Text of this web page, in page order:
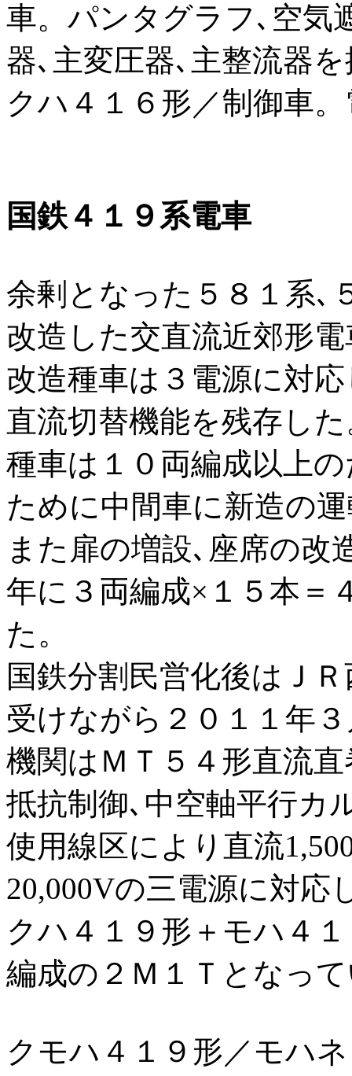
車。パンタグラフ､空気
器､主変圧器､主整流器
クハ４１６形／制御車
国鉄４１９系電車
余剰となった５８１系､
改造した交直流近郊形
改造種車は３電源に対
直流切替機能を残存し
種車は１０両編成以上
ために中間車に新造の
また扉の増設､座席の改
年に３両編成×１５本＝
た。
国鉄分割民営化後はＪ
受けながら２０１１年
機関はＭＴ５４形直流
抵抗制御､中空軸平行カ
使用線区により直流
20,000Vの三電源に対応
クハ４１９形＋モハ４
編成の２Ｍ１Ｔとなっ
クモハ４１９形／モハ